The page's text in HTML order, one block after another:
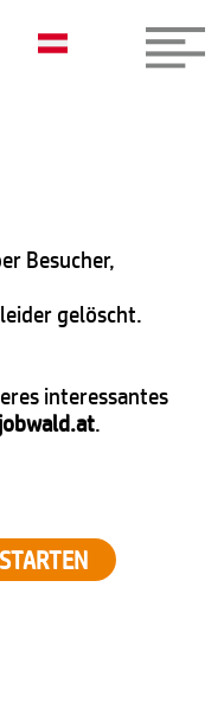
Besucher,
gelöscht.
interessantes
jobwald.at.